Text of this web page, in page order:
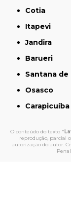
Cotia
Itapevi
Jandira
Barueri
Santana
Osasco
Carapicuíba
O conteúdo do texto "
reprodução, parcial
autorização do autor.